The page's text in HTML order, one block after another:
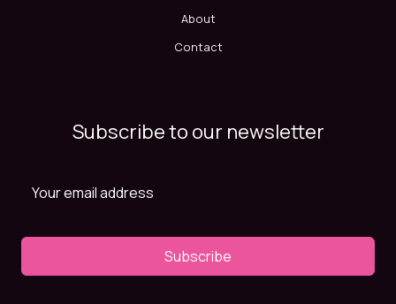
About
Contact
Subscribe to our newsletter
Subscribe